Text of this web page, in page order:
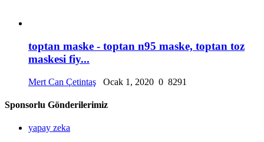
toptan maske - toptan n95 maske, toptan toz
maskesi fiy...
Mert Can Çetintaş Ocak 1, 2020 0 8291
Sponsorlu Gönderilerimiz
yapay zeka